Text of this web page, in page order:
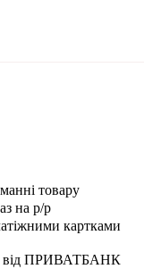
товару
на р/р
картками
від ПРИВАТБАНК